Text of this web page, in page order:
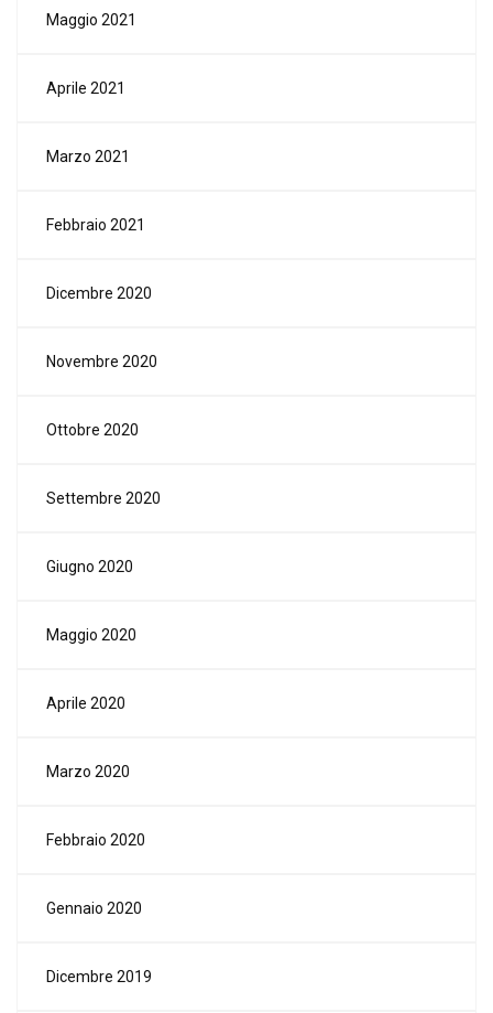
Maggio 2021
Aprile 2021
Marzo 2021
Febbraio 2021
Dicembre 2020
Novembre 2020
Ottobre 2020
Settembre 2020
Giugno 2020
Maggio 2020
Aprile 2020
Marzo 2020
Febbraio 2020
Gennaio 2020
Dicembre 2019